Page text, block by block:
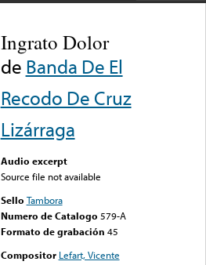
Ingrato Dolor
de Banda De El
Recodo De Cruz
Lizárraga
Audio excerpt
Source file not available
Sello Tambora
Numero de Catalogo 579-A
Formato de grabación 45
Compositor Lefart, Vicente